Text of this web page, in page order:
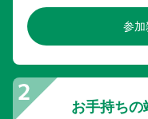
参加
お手持ちの